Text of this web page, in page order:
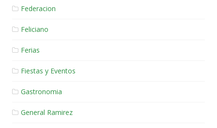
Federacion
Feliciano
Ferias
Fiestas y Eventos
Gastronomia
General Ramirez